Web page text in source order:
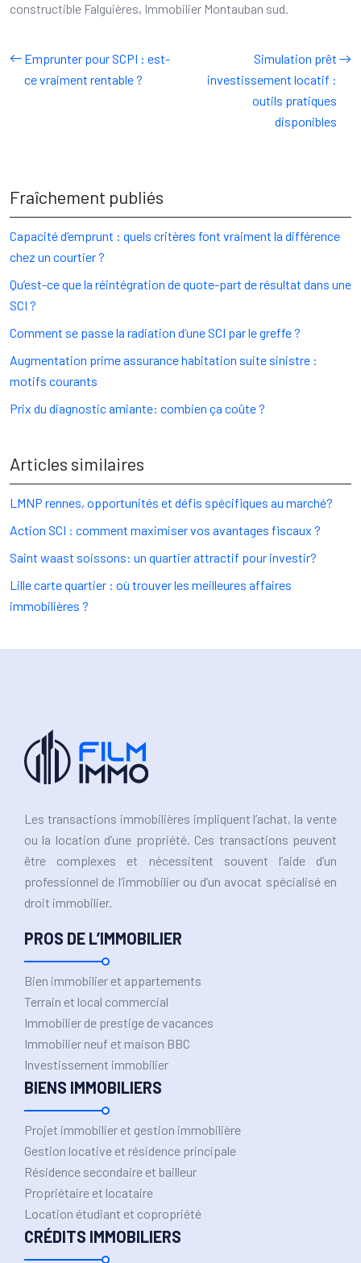
constructible Falguières, Immobilier Montauban sud.
Emprunter pour SCPI : est-
ce vraiment rentable ?
Simulation prêt
investissement locatif :
outils pratiques
disponibles
Fraîchement publiés
Capacité d’emprunt : quels critères font vraiment la différence
chez un courtier ?
Qu’est-ce que la réintégration de quote-part de résultat dans une
SCI ?
Comment se passe la radiation d’une SCI par le greffe ?
Augmentation prime assurance habitation suite sinistre :
motifs courants
Prix du diagnostic amiante: combien ça coûte ?
Articles similaires
LMNP rennes, opportunités et défis spécifiques au marché?
Action SCI : comment maximiser vos avantages fiscaux ?
Saint waast soissons: un quartier attractif pour investir?
Lille carte quartier : où trouver les meilleures affaires
immobilières ?
Les transactions immobilières impliquent l’achat, la vente
ou la location d’une propriété. Ces transactions peuvent
être complexes et nécessitent souvent l’aide d’un
professionnel de l’immobilier ou d’un avocat spécialisé en
droit immobilier.
PROS DE L’IMMOBILIER
Bien immobilier et appartements
Terrain et local commercial
Immobilier de prestige de vacances
Immobilier neuf et maison BBC
Investissement immobilier
BIENS IMMOBILIERS
Projet immobilier et gestion immobilière
Gestion locative et résidence principale
Résidence secondaire et bailleur
Propriétaire et locataire
Location étudiant et copropriété
CRÉDITS IMMOBILIERS